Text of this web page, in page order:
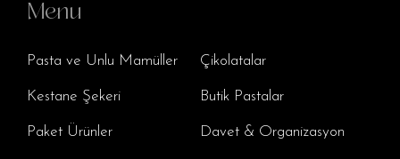
Menu
Pasta ve Unlu Mamüller Çikolatalar
Kestane Şekeri Butik Pastalar
Paket Ürünler Davet & Organizasyon